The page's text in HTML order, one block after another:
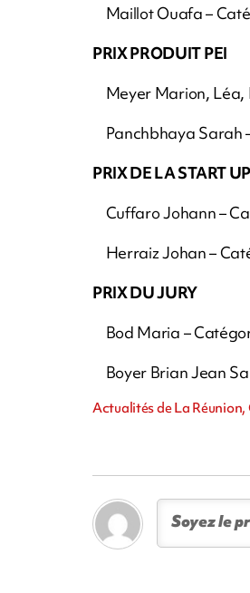
Maillot Ouafa –
PRIX PRODUIT PEI
Meyer Marion, Léa,
Panchbhaya Sarah
PRIX DE LA START UP
Cuffaro Johann –
Herraiz Johan –
PRIX DU JURY
Bod Maria –
Boyer Brian Jean
Actualités de La